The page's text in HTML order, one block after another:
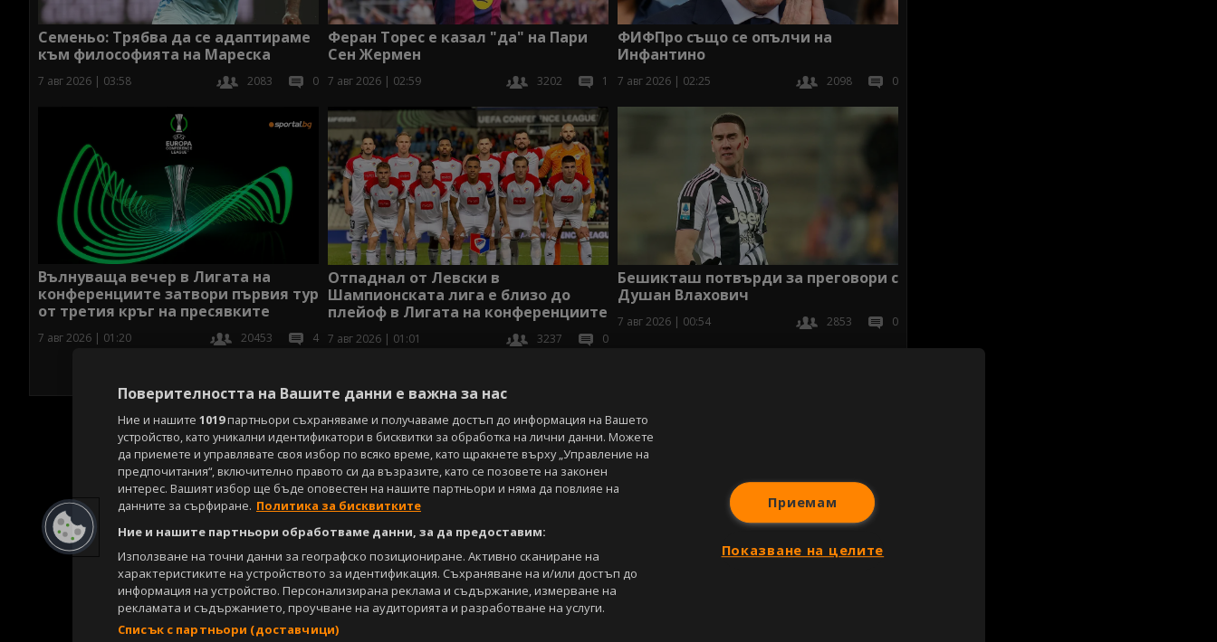
Семеньо: Трябва да се адаптираме
към философията на Мареска
7 авг 2026 | 03:58 2083 0
Феран Торес е казал "да" на Пари
Сен Жермен
7 авг 2026 | 02:59 3202 1
ФИФПро също се опълчи на
Инфантино
7 авг 2026 | 02:25 2098 0
Вълнуваща вечер в Лигата на
конференциите затвори първия тур
от третия кръг на пресявките
7 авг 2026 | 01:20 20453 4
Отпаднал от Левски в
Шампионската лига е близо до
плейоф в Лигата на конференциите
7 авг 2026 | 01:01 3237 0
Бешикташ потвърди за преговори с
Душан Влахович
7 авг 2026 | 00:54 2853 0
Поверителността на Вашите данни е важна за нас
Ние и нашите 1019партньори съхраняваме и получаваме достъп до информация на Вашето
устройство, като уникални идентификатори в бисквитки за обработка на лични данни. Можете
да приемете и управлявате своя избор по всяко време, като щракнете върху „Управление на
предпочитания“, включително правото си да възразите, като се позовете на законен
интерес. Вашият избор ще бъде оповестен на нашите партньори и няма да повлияе на
данните за сърфиране. Политика за бисквитките
Ние и нашите партньори обработваме данни, за да предоставим:
Използване на точни данни за географско позициониране. Активно сканиране на
характеристиките на устройството за идентификация. Съхраняване на и/или достъп до
информация на устройство. Персонализирана реклама и съдържание, измерване на
рекламата и съдържанието, проучване на аудиторията и разработване на услуги.
Списък с партньори (доставчици)
Приемам
Показване на целите